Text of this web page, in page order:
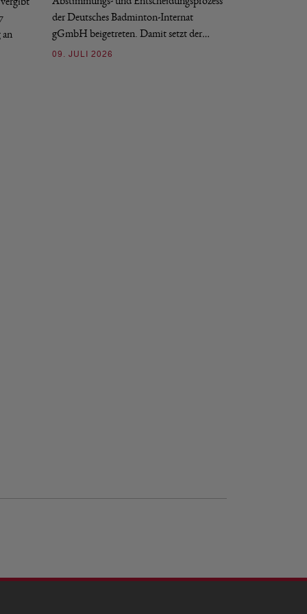
der Deutsches Badminton-Internat
gGmbH beigetreten. Damit setzt der…
09. JULI 2026